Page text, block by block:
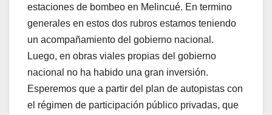
estaciones de bombeo en Melincué. En termino
generales en estos dos rubros estamos teniendo
un acompañamiento del gobierno nacional.
Luego, en obras viales propias del gobierno
nacional no ha habido una gran inversión.
Esperemos que a partir del plan de autopistas con
el régimen de participación público privadas, que